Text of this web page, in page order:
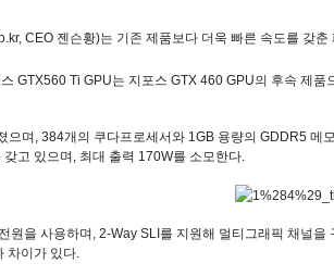
CEO 젠슨황)는 기존 제품보다 더욱 빠른 속도를 갖
GTX560 Ti GPU는 지포스 GTX 460 GPU의 후속 제
으며, 384개의 쿠다프로세서와 1GB 용량의 GDDR5
고 있으며, 최대 출력 170W를 소모한다.
원을 사용하며, 2-Way SLI를 지원해 멀티그래픽 채널
차이가 있다.